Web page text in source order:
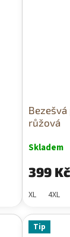
růžová
Skladem
399 Kč
XL 4XL
Tip